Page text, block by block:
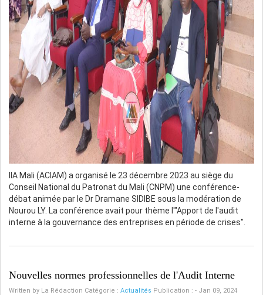
IIA Mali (ACIAM) a organisé le 23 décembre 2023 au siège du
Conseil National du Patronat du Mali (CNPM) une conférence-
débat animée par le Dr Dramane SIDIBE sous la modération de
Nourou LY. La conférence avait pour thème l'"Apport de l'audit
interne à la gouvernance des entreprises en période de crises".
Nouvelles normes professionnelles de l'Audit Interne
Written by La Rédaction Catégorie : Actualités Publication : - Jan 09, 2024